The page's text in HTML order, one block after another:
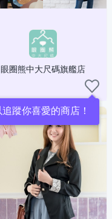
眼圈熊中大尺碼旗艦店